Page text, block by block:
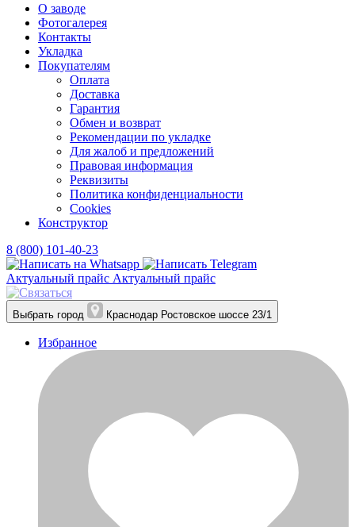
О заводе
Фотогалерея
Контакты
Укладка
Покупателям
Оплата
Доставка
Гарантия
Обмен и возврат
Рекомендации по укладке
Для жалоб и предложений
Правовая информация
Реквизиты
Политика конфиденциальности
Cookies
Конструктор
8 (800) 101-40-23
Актуальный прайс Актуальный прайс
Выбрать город Краснодар Ростовское шоссе 23/1
Избранное